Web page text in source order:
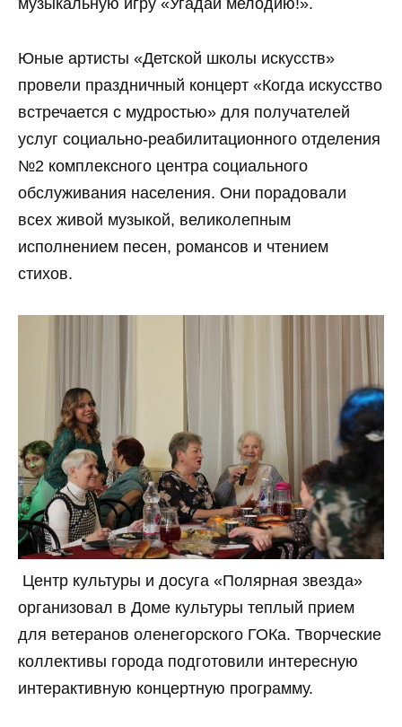
музыкальную игру «Угадай мелодию!».
Юные артисты «Детской школы искусств»
провели праздничный концерт «Когда искусство
встречается с мудростью» для получателей
услуг социально-реабилитационного отделения
№2 комплексного центра социального
обслуживания населения. Они порадовали
всех живой музыкой, великолепным
исполнением песен, романсов и чтением
стихов.
Центр культуры и досуга «Полярная звезда»
организовал в Доме культуры теплый прием
для ветеранов оленегорского ГОКа. Творческие
коллективы города подготовили интересную
интерактивную концертную программу.